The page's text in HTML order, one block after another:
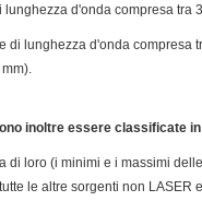
d'onda compresa tra
di lunghezza d'onda
inoltre essere classificate
di loro (i minimi e i massimi
le altre sorgenti non LASER